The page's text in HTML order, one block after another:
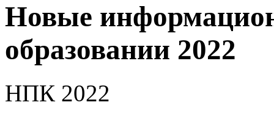
Новые
образовании 2022
НПК 2022